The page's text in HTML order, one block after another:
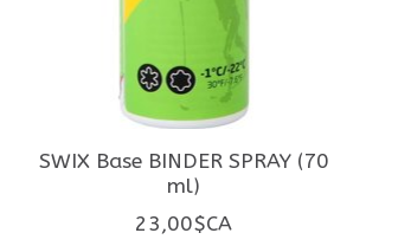
SWIX Base BINDER SPRAY (70
ml)
23,00$CA